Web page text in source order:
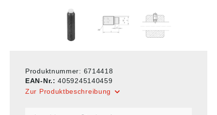
Produktnummer: 6714418
EAN-Nr.:4059245140459
Zur Produktbeschreibung